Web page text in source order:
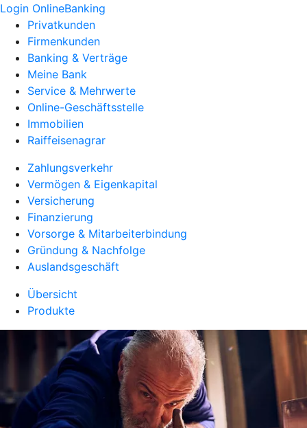
Login OnlineBanking
Privatkunden
Firmenkunden
Banking & Verträge
Meine Bank
Service & Mehrwerte
Online-Geschäftsstelle
Immobilien
Raiffeisenagrar
Zahlungsverkehr
Vermögen & Eigenkapital
Versicherung
Finanzierung
Vorsorge & Mitarbeiterbindung
Gründung & Nachfolge
Auslandsgeschäft
Übersicht
Produkte